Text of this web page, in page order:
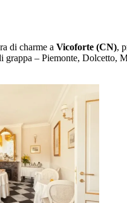
di charme a Vicoforte (CN),
grappa – Piemonte, Dolcetto,